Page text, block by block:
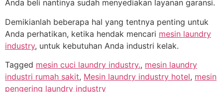
Anda beli nantinya sudah menyediakan layanan garansi.
Demikianlah beberapa hal yang tentnya penting untuk
Anda perhatikan, ketika hendak mencari mesin laundry
industry, untuk kebutuhan Anda industri kelak.
Tagged mesin cuci laundry industry., mesin laundry
industri rumah sakit, Mesin laundry industry hotel, mesin
pengering laundry industry